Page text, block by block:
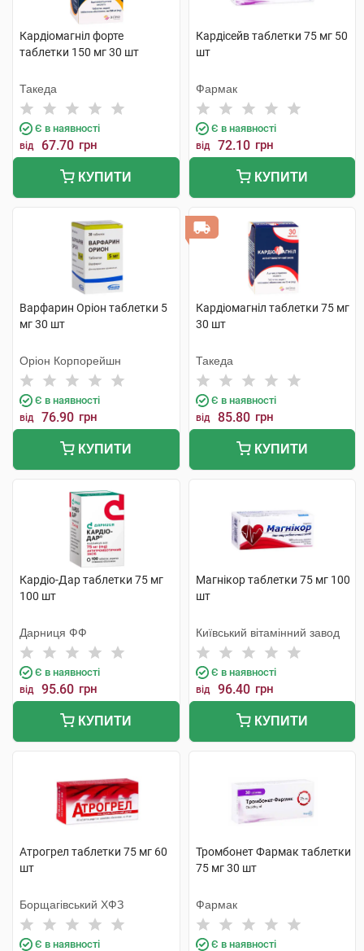
Кардіомагніл форте
таблетки 150 мг 30 шт
Такеда
Є в наявності
від 67.70 грн
КУПИТИ
Кардісейв таблетки 75 мг 50
шт
Фармак
Є в наявності
від 72.10 грн
КУПИТИ
Варфарин Оріон таблетки 5
мг 30 шт
Оріон Корпорейшн
Є в наявності
від 76.90 грн
КУПИТИ
Кардіомагніл таблетки 75 мг
30 шт
Такеда
Є в наявності
від 85.80 грн
КУПИТИ
Кардіо-Дар таблетки 75 мг
100 шт
Дарниця ФФ
Є в наявності
від 95.60 грн
КУПИТИ
Магнікор таблетки 75 мг 100
шт
Київський вітамінний завод
Є в наявності
від 96.40 грн
КУПИТИ
Атрогрел таблетки 75 мг 60
шт
Борщагівський ХФЗ
Є в наявності
Тромбонет Фармак таблетки
75 мг 30 шт
Фармак
Є в наявності